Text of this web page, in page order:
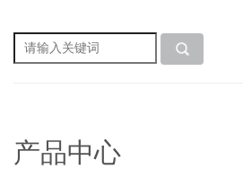
产品中心